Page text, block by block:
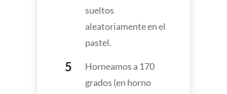
sueltos
aleatoriamente en el
pastel.
Horneamos a 170
grados (en horno